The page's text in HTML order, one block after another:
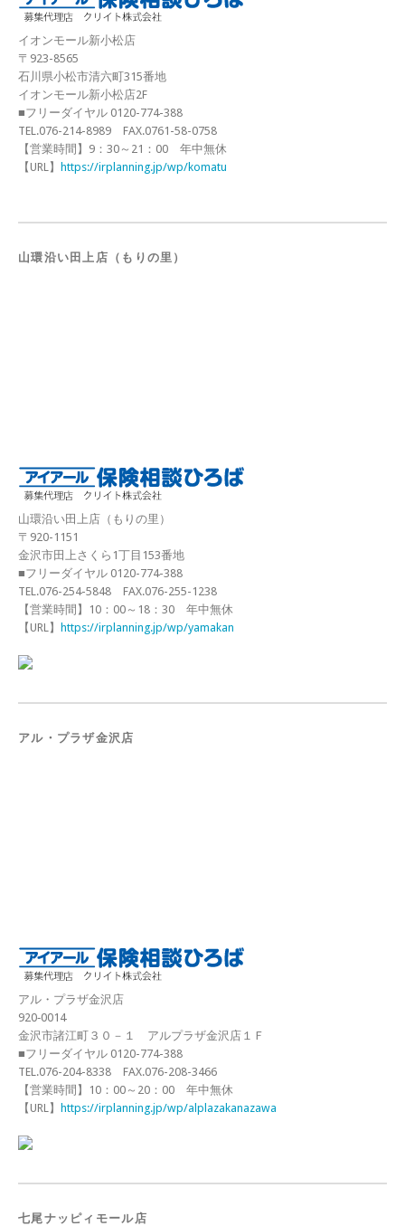
イオンモール新小松店
〒923-8565
石川県小松市清六町315番地
イオンモール新小松店2F
■フリーダイヤル 0120-774-388
TEL.076-214-8989 FAX.0761-58-0758
【営業時間】9：30～21：00 年中無休
【URL】 https://irplanning.jp/wp/komatu
山環沿い田上店（もりの里）
山環沿い田上店（もりの里）
〒920-1151
金沢市田上さくら1丁目153番地
■フリーダイヤル 0120-774-388
TEL.076-254-5848 FAX.076-255-1238
【営業時間】10：00～18：30 年中無休
【URL】 https://irplanning.jp/wp/yamakan
アル・プラザ金沢店
アル・プラザ金沢店
920‐0014
金沢市諸江町３０－１ アルプラザ金沢店１Ｆ
■フリーダイヤル 0120-774-388
TEL.076-204-8338 FAX.076-208-3466
【営業時間】10：00～20：00 年中無休
【URL】 https://irplanning.jp/wp/alplazakanazawa
七尾ナッピィモール店